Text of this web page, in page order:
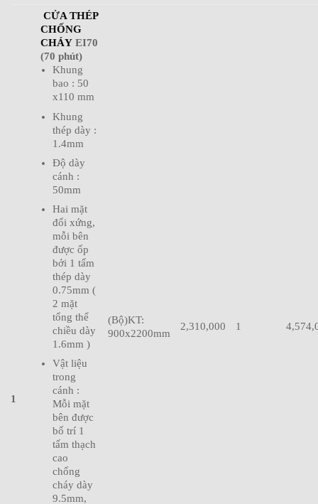
1
CỬA THÉP
CHỐNG
CHÁYEI70
(70 phút)
Khung
bao : 50
x110 mm
Khung
thép dày :
1.4mm
Độ dày
cánh :
50mm
Hai mặt
đối xứng,
mỗi bên
được ốp
bởi 1 tấm
thép dày
0.75mm (
2 mặt
tổng thể
chiều dày
1.6mm )
Vật liệu
trong
cánh :
Mỗi mặt
bên được
bố trí 1
tấm thạch
cao
chống
cháy dày
9.5mm,
(Bộ)KT:
900x2200mm
2,310,000 1